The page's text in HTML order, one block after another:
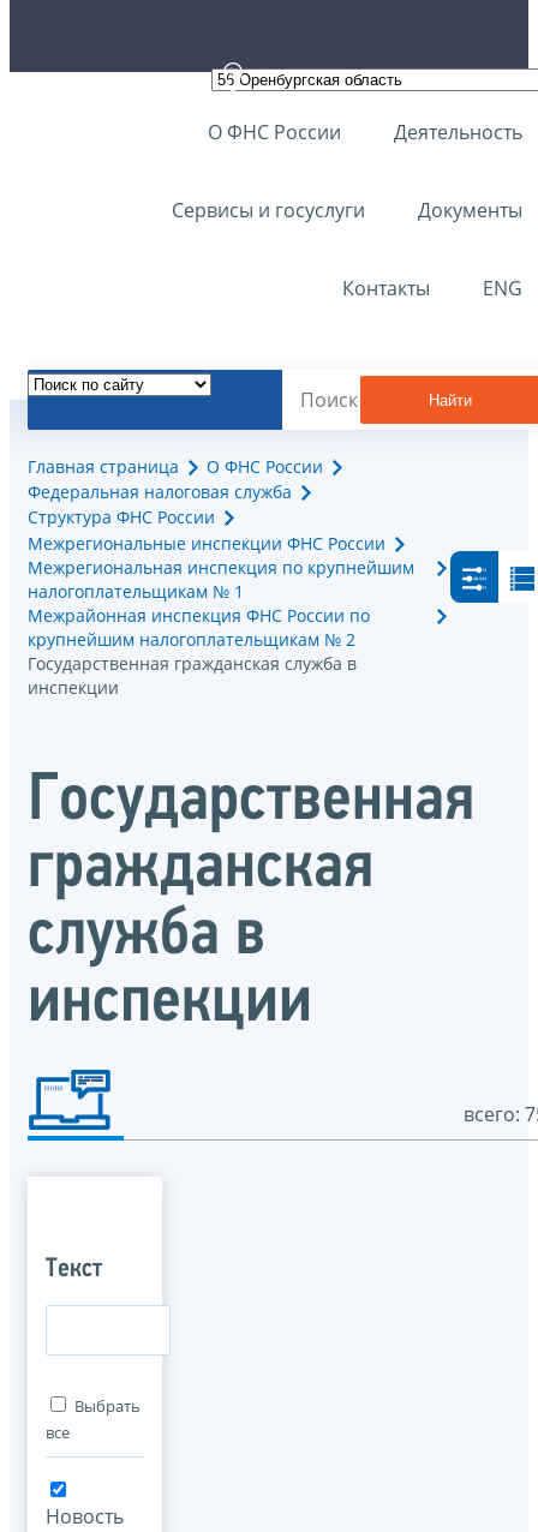
О ФНС России Деятельность
Сервисы и госуслуги Документы
Контакты ENG
Найти
Главная страница
О ФНС России
Федеральная налоговая служба
Структура ФНС России
Межрегиональные инспекции ФНС России
Межрегиональная инспекция по крупнейшим
налогоплательщикам № 1
Межрайонная инспекция ФНС России по
крупнейшим налогоплательщикам № 2
Государственная гражданская служба в
инспекции
Государственная
гражданская
служба в
инспекции
всего:
Текст
Выбрать
все
Новость